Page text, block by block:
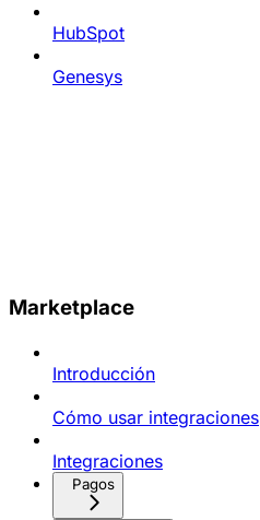
HubSpot
Genesys
Marketplace
Introducción
Cómo usar integraciones
Integraciones
Pagos